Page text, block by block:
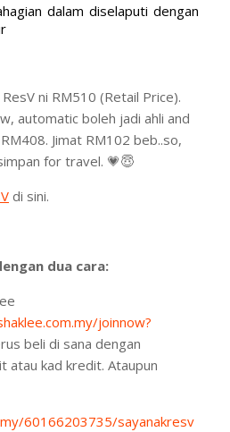
dalam diselaputi dengan
ni RM510 (Retail Price).
automatic boleh jadi ahli and
Jimat RM102 beb..so,
for travel. 💗😇
di sini.
dua cara:
joinnow?
beli di sana dengan
atau kad kredit. Ataupun
60166203735/sayanakresv